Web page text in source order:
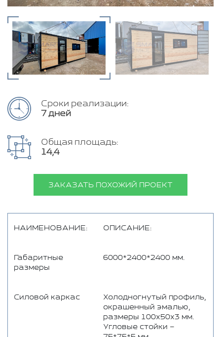
Сроки реализации:
7 дней
Общая площадь:
14,4
ЗАКАЗАТЬ ПОХОЖИЙ ПРОЕКТ
НАИМЕНОВАНИЕ: ОПИСАНИЕ:
Габаритные
размеры
6000*2400*2400 мм.
Силовой каркас
Холодногнутый профиль,
окрашенный эмалью,
размеры 100х50х3 мм.
Угловые стойки –